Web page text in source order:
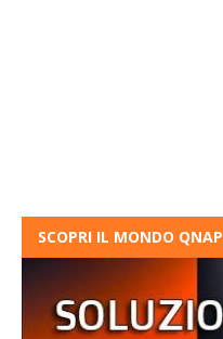
SCOPRI IL MONDO QNAP